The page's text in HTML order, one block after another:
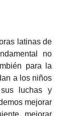
latinas de
no
para la
a los niños
luchas y
mejorar
mejorar